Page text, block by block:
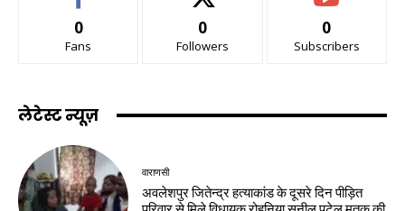
0
Fans
0
Followers
0
Subscribers
लेटेस्ट न्यूज़
वाराणसी
अवलेशपुर जितेन्द्र हत्याकांड के दूसरे दिन पीड़ित